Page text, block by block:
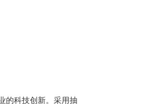
的科技创新。采用抽